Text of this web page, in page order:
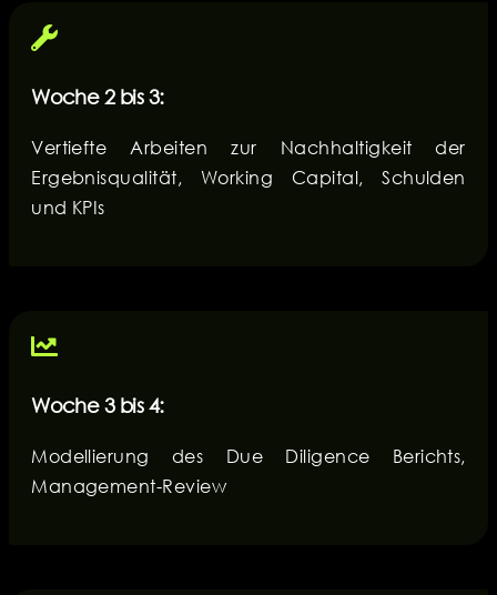
Woche 2 bis 3:
Vertiefte Arbeiten zur Nachhaltigkeit der
Ergebnisqualität, Working Capital, Schulden
und KPIs
Woche 3 bis 4:
Modellierung des Due Diligence Berichts,
Management-Review